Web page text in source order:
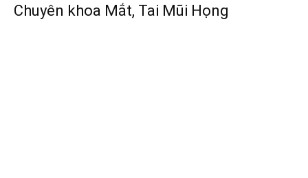
Chuyên khoa Mắt, Tai Mũi Họng